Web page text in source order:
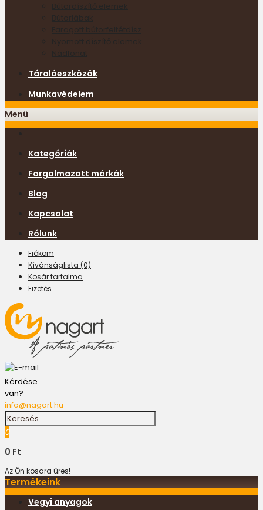
Bútordíszítő elemek
Bútorlábak
Faragott bútorfeltétdísz
Nyomott díszítő elemek
Tárolóeszközök
Munkavédelem
Menü
Kategóriák
Forgalmazott márkák
Blog
Kapcsolat
Rólunk
Fiókom
Kívánságlista (0)
Kosár tartalma
Fizetés
Kérdése
van?
info@nagart.hu
0
0 Ft
Az Ön kosara üres!
Termékeink
Vegyi anyagok